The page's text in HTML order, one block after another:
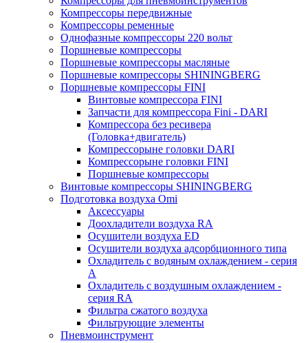
Компрессоры передвижные
Компрессоры ременные
Однофазные компрессоры 220 вольт
Поршневые компрессоры
Поршневые компрессоры масляные
Поршневые компрессоры SHININGBERG
Поршневые компрессоры FINI
Винтовые компрессора FINI
Запчасти для компрессора Fini - DARI
Компрессора без ресивера
(Головка+двигатель)
Компрессорыне головки DARI
Компрессорыне головки FINI
Поршневые компрессоры
Винтовые компрессоры SHININGBERG
Подготовка воздуха Omi
Аксессуары
Доохладители воздуха RA
Осушители воздуха ED
Осушители воздуха адсорбционного типа
Охладитель с водяным охлаждением - серия
A
Охладитель с воздушным охлаждением -
серия RA
Фильтра сжатого воздуха
Фильтрующие элементы
Пневмоинструмент